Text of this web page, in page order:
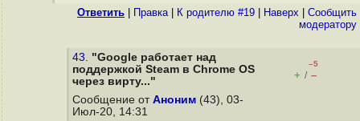
Ответить Правка| К родителю #19 Наверх
Cообщить
модератору
43. "Google работает над
поддержкой Steam в Chrome OS
через вирту..."
–5
+ / –
Сообщение от Аноним (43), 03-
Июл-20, 14:31